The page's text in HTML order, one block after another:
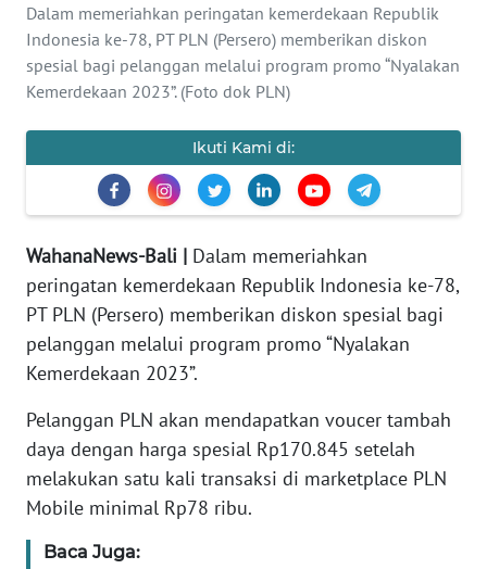
Dalam memeriahkan peringatan kemerdekaan Republik
Indonesia ke-78, PT PLN (Persero) memberikan diskon
spesial bagi pelanggan melalui program promo “Nyalakan
Kemerdekaan 2023”. (Foto dok PLN)
Ikuti Kami di:
WahanaNews-Bali | Dalam memeriahkan
peringatan kemerdekaan Republik Indonesia ke-78,
PT PLN (Persero) memberikan diskon spesial bagi
pelanggan melalui program promo “Nyalakan
Kemerdekaan 2023”.
Pelanggan PLN akan mendapatkan voucer tambah
daya dengan harga spesial Rp170.845 setelah
melakukan satu kali transaksi di marketplace PLN
Mobile minimal Rp78 ribu.
Baca Juga:
INFO
IKLAN
TENTANG
SIBER
REDAKSI
KARIR
Wahana
Regional
WN